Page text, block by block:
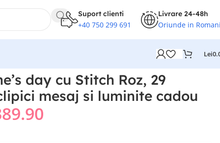
Suport clienti
+40 750 299 691
Livrare 24-48h
Oriunde in
Lei
day cu Stitch Roz, 29
mesaj si luminite cadou